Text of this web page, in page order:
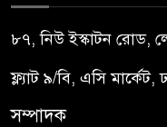
৮৭, নিউ ইস্কাটন রোড,
ফ্ল্যাট ৯/বি, এসি মার্কেট,
সম্পাদক